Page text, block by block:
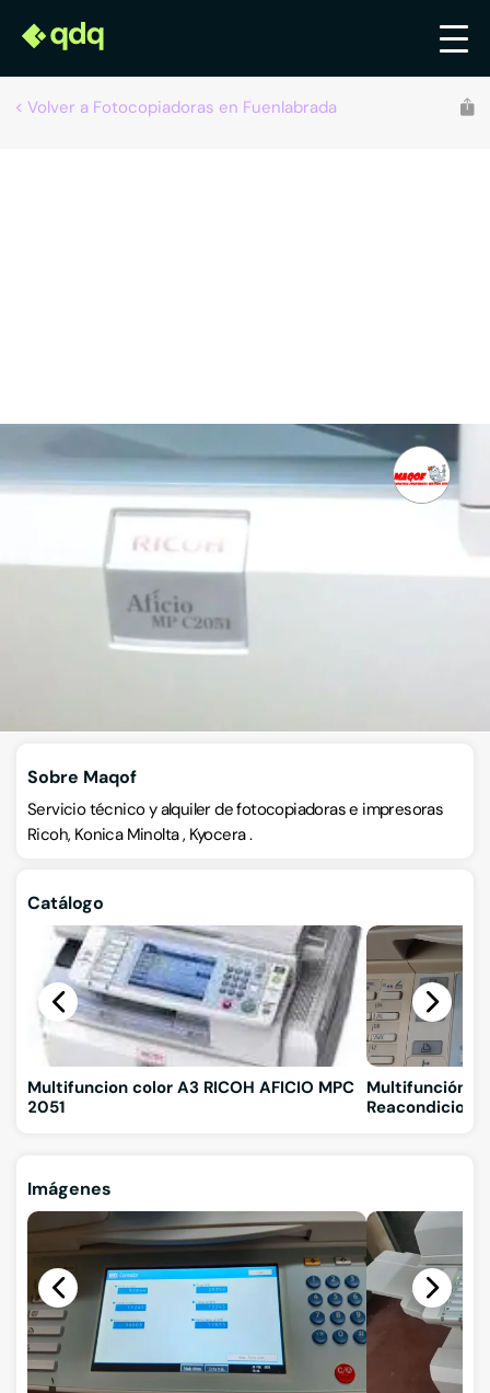
Volver a Fotocopiadoras en Fuenlabrada
Recomendado por qdq
Maqof
Fotocopiadoras
Calle de la Alberca 3 nave 2 , (Pol. La Laguna), 28942,
Fuenlabrada, Fuenlabrada, Madrid
VISITAR WEB CÓMO LLEGAR
Sobre Maqof
Servicio técnico y alquiler de fotocopiadoras e impresoras
Ricoh, Konica Minolta , Kyocera .
Catálogo
Multifuncion color A3 RICOH AFICIO MPC
2051
Multifunción
Imágenes